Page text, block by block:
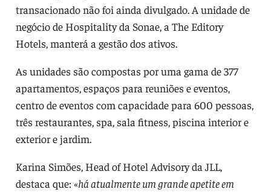
transacionado não foi ainda divulgado. A unidade de
negócio de Hospitality da Sonae, a The Editory
Hotels, manterá a gestão dos ativos.
As unidades são compostas por uma gama de 377
apartamentos, espaços para reuniões e eventos,
centro de eventos com capacidade para 600 pessoas,
três restaurantes, spa, sala fitness, piscina interior e
exterior e jardim.
Karina Simões, Head of Hotel Advisory da JLL,
destaca que: «há atualmente um grande apetite em